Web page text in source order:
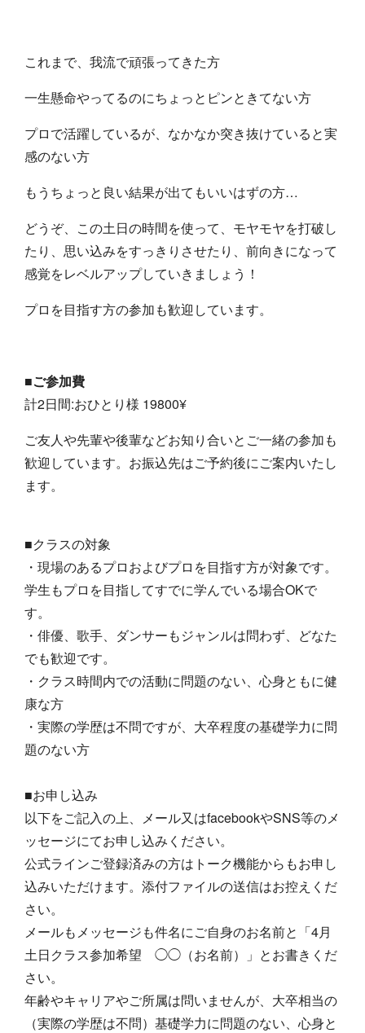
これまで、我流で頑張ってきた方
一生懸命やってるのにちょっとピンときてない方
プロで活躍しているが、なかなか突き抜けていると実
感のない方
もうちょっと良い結果が出てもいいはずの方…
どうぞ、この土日の時間を使って、モヤモヤを打破し
たり、思い込みをすっきりさせたり、前向きになって
感覚をレベルアップしていきましょう！
プロを目指す方の参加も歓迎しています。
■ご参加費
計2日間:おひとり様 19800¥
ご友人や先輩や後輩などお知り合いとご一緒の参加も
歓迎しています。お振込先はご予約後にご案内いたし
ます。
■クラスの対象
・現場のあるプロおよびプロを目指す方が対象です。
学生もプロを目指してすでに学んでいる場合OKで
す。
・俳優、歌手、ダンサーもジャンルは問わず、どなた
でも歓迎です。
・クラス時間内での活動に問題のない、心身ともに健
康な方
・実際の学歴は不問ですが、大卒程度の基礎学力に問
題のない方
■お申し込み
以下をご記入の上、メール又はfacebookやSNS等のメ
ッセージにてお申し込みください。
公式ラインご登録済みの方はトーク機能からもお申し
込みいただけます。添付ファイルの送信はお控えくだ
さい。
メールもメッセージも件名にご自身のお名前と「4月
土日クラス参加希望 ◯◯（お名前）」とお書きくだ
さい。
年齢やキャリアやご所属は問いませんが、大卒相当の
（実際の学歴は不問）基礎学力に問題のない、心身と